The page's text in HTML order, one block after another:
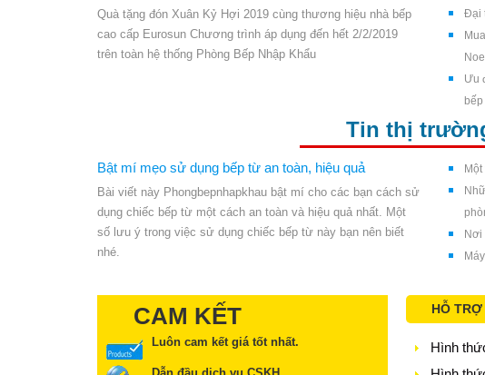
Quà tặng đón Xuân Kỷ Hợi 2019 cùng thương hiệu nhà bếp
cao cấp Eurosun Chương trình áp dụng đến hết 2/2/2019
trên toàn hệ thống Phòng Bếp Nhập Khẩu
Đại
Noel
Ưu
Tin thị
Bật mí mẹo sử dụng bếp từ an toàn, hiệu quả
Bài viết này Phongbepnhapkhau bật mí cho các bạn cách sử
dụng chiếc bếp từ một cách an toàn và hiệu quả nhất. Một
số lưu ý trong việc sử dụng chiếc bếp từ này bạn nên biết
nhé.
Nơi
CAM KẾT
Luôn cam kết giá tốt nhất.
HỖ
Hình